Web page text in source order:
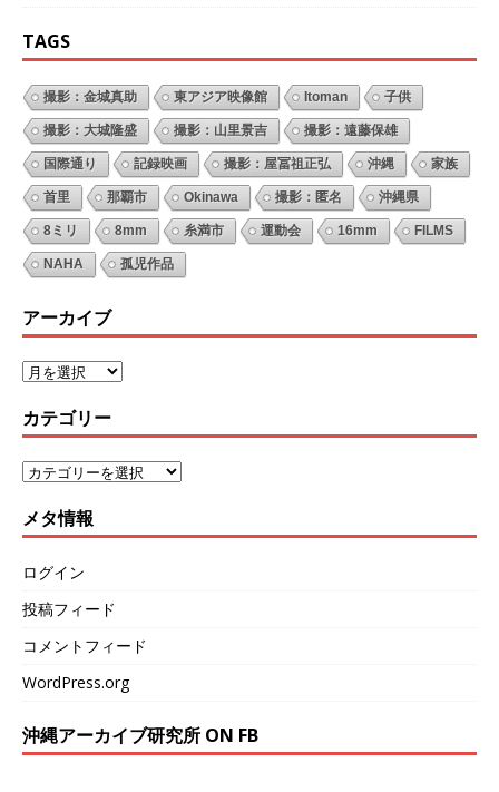
TAGS
撮影：金城真助 東アジア映像館 Itoman 子供
撮影：大城隆盛 撮影：山里景吉 撮影：遠藤保雄
国際通り 記録映画 撮影：屋冨祖正弘 沖縄 家族
首里 那覇市 Okinawa 撮影：匿名 沖縄県
8ミリ 8mm 糸満市 運動会 16mm FILMS
NAHA 孤児作品
アーカイブ
カテゴリー
メタ情報
ログイン
投稿フィード
コメントフィード
WordPress.org
沖縄アーカイブ研究所 ON FB